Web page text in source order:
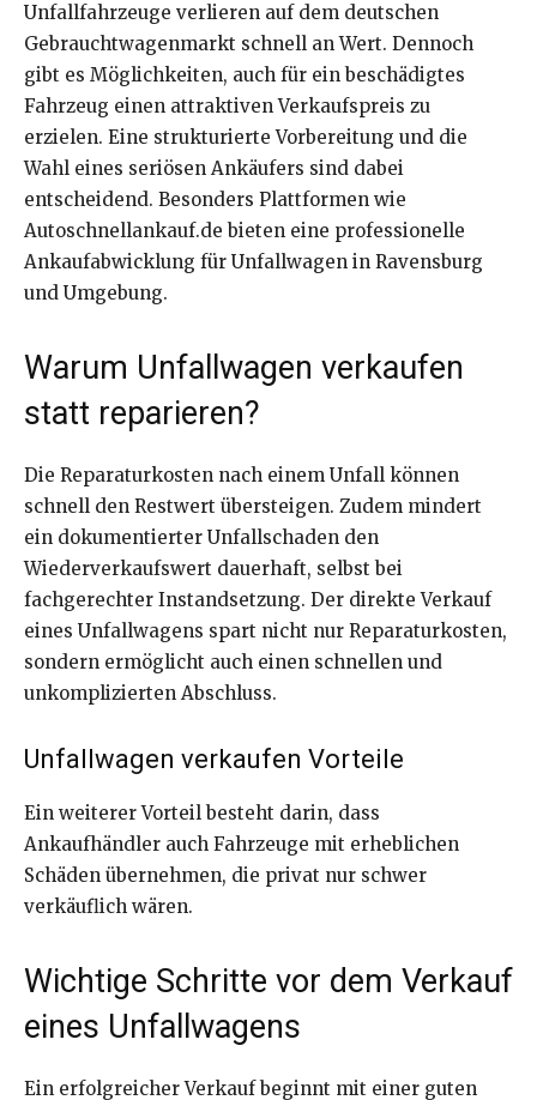
Unfallfahrzeuge verlieren auf dem deutschen
Gebrauchtwagenmarkt schnell an Wert. Dennoch
gibt es Möglichkeiten, auch für ein beschädigtes
Fahrzeug einen attraktiven Verkaufspreis zu
erzielen. Eine strukturierte Vorbereitung und die
Wahl eines seriösen Ankäufers sind dabei
entscheidend. Besonders Plattformen wie
Autoschnellankauf.de bieten eine professionelle
Ankaufabwicklung für Unfallwagen in Ravensburg
und Umgebung.
Warum Unfallwagen verkaufen
statt reparieren?
Die Reparaturkosten nach einem Unfall können
schnell den Restwert übersteigen. Zudem mindert
ein dokumentierter Unfallschaden den
Wiederverkaufswert dauerhaft, selbst bei
fachgerechter Instandsetzung. Der direkte Verkauf
eines Unfallwagens spart nicht nur Reparaturkosten,
sondern ermöglicht auch einen schnellen und
unkomplizierten Abschluss.
Unfallwagen verkaufen Vorteile
Ein weiterer Vorteil besteht darin, dass
Ankaufhändler auch Fahrzeuge mit erheblichen
Schäden übernehmen, die privat nur schwer
verkäuflich wären.
Wichtige Schritte vor dem Verkauf
eines Unfallwagens
Ein erfolgreicher Verkauf beginnt mit einer guten